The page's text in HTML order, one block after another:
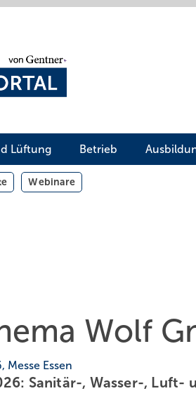
Lüftung Betrieb
Webinare
Wolf
Messe Essen
Sanitär-, Wasser-, Luft-